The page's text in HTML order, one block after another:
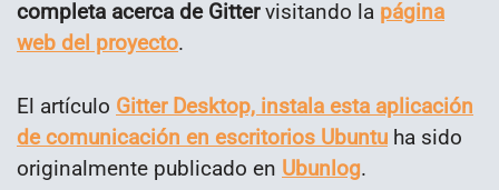
completa acerca de Gittervisitando la página
web del proyecto.
El artículo Gitter Desktop, instala esta aplicación
de comunicación en escritorios Ubuntu ha sido
originalmente publicado en Ubunlog.